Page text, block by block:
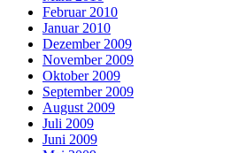
Februar 2010
Januar 2010
Dezember 2009
November 2009
Oktober 2009
September 2009
August 2009
Juli 2009
Juni 2009